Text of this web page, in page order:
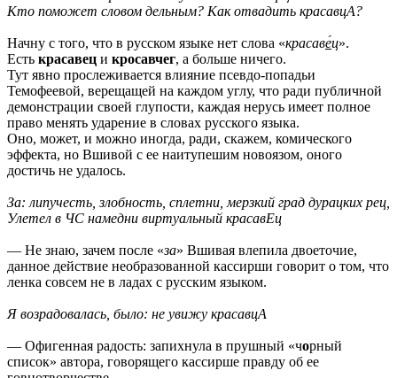
Кто поможет словом дельным? Как отвадить красавцА?
Начну с того, что в русском языке нет слова «красаве́ц».
Есть красавец и кросавчег, а больше ничего.
Тут явно прослеживается влияние псевдо-попадьи
Темофеевой, верещащей на каждом углу, что ради публичной
демонстрации своей глупости, каждая нерусь имеет полное
право менять ударение в словах русского языка.
Оно, может, и можно иногда, ради, скажем, комического
эффекта, но Вшивой с ее наитупешим новоязом, оного
достичь не удалось.
За: липучесть, злобность, сплетни, мерзкий град дурацких рец,
Улетел в ЧС намедни виртуальный красавЕц
— Не знаю, зачем после «за» Вшивая влепила двоеточие,
данное действие необразованной кассирши говорит о том, что
ленка совсем не в ладах с русским языком.
Я возрадовалась, было: не увижу красавцА
— Офигенная радость: запихнула в прушный «чорный
список» автора, говорящего кассирше правду об ее